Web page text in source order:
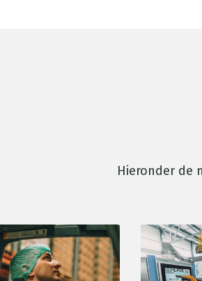
Hieronder de